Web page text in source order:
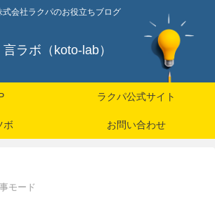
式会社ラクパのお役立ちブログ
言ラボ（koto-lab）
ラクパ公式サイト
ボ お問い合わせ
モード